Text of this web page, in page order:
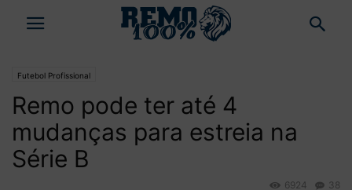
Futebol Profissional
Remo pode ter até 4
mudanças para estreia na
Série B
38
6924